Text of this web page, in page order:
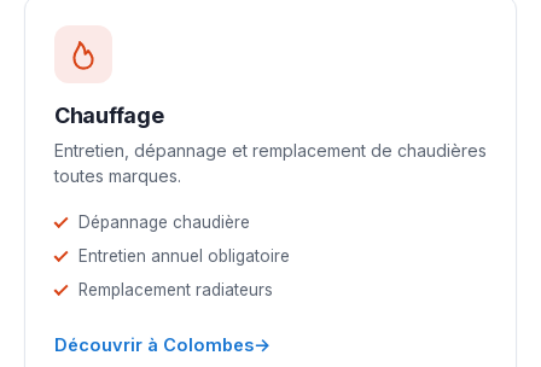
Chauffage
Entretien, dépannage et remplacement de chaudières
toutes marques.
Dépannage chaudière
Entretien annuel obligatoire
Remplacement radiateurs
Découvrir à Colombes→